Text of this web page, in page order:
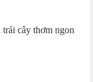
cây thơm ngon